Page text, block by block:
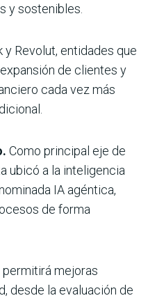
y sostenibles.
Revolut, entidades que
de clientes y
cada vez más
Como principal eje de
ubicó a la inteligencia
IA agéntica,
de forma
mejoras
desde la evaluación de